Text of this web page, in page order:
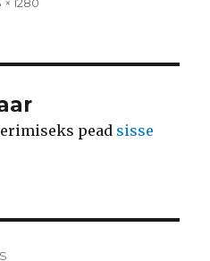
pead sisse